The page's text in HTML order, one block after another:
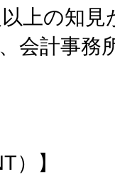
上の知見
会計事務
）】